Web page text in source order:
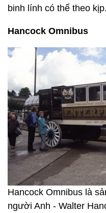
binh lính có thể theo kịp.
Hancock Omnibus
Hancock Omnibus là
người Anh - Walter